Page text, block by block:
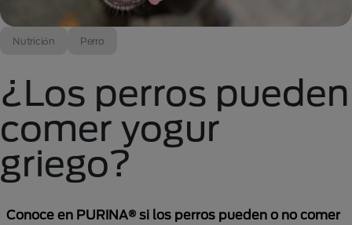
Nutrición Perro
¿Los perros pueden
comer yogur
griego?
Conoce en PURINA® si los perros pueden o no comer